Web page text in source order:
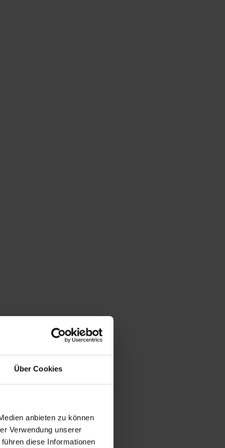
Über Cookies
anbieten zu können
Verwendung unserer
diese Informationen